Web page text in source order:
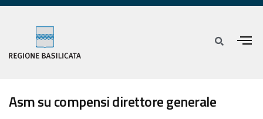
Asm su compensi direttore generale